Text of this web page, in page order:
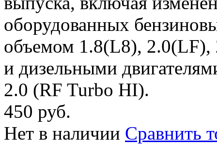
оборудованных
объемом 1.8(L8),
и дизельными
2.0 (RF Turbo HI).
450 руб.
Нет в наличии Сравнить